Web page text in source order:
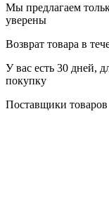
Мы предлагаем
уверены
Возврат товара в
У вас есть 30 дней,
покупку
Поставщики товаров